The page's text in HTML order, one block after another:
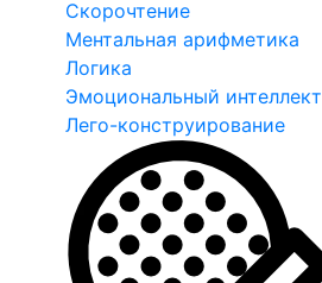
Скорочтение
Ментальная арифметика
Логика
Эмоциональный интеллект
Лего-конструирование